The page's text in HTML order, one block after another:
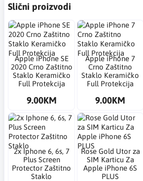
Slični proizvodi
Apple iPhone SE
2020 Crno Zaštitno
Staklo Keramičko
Full Protekcija
9.00KM
Apple iPhone 7
Crno Zaštitno
Staklo Keramičko
Full Protekcija
9.00KM
2x Iphone 6, 6s, 7
Plus Screen
Protector Zaštitno
Staklo
Rose Gold Utor za
SIM Karticu Za
Apple iPhone 6S
PLUS